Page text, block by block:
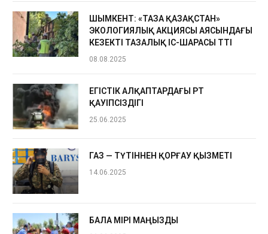
ШЫМКЕНТ: «ТАЗА ҚАЗАҚСТАН»
ЭКОЛОГИЯЛЫҚ АКЦИЯСЫ АЯСЫНДАҒЫ
КЕЗЕКТІ ТАЗАЛЫҚ ІС-ШАРАСЫ ӨТТІ
08.08.2025
ЕГІСТІК АЛҚАПТАРДАҒЫ ӨРТ
ҚАУІПСІЗДІГІ
25.06.2025
ГАЗ — ТҮТІННЕН ҚОРҒАУ ҚЫЗМЕТІ
14.06.2025
БАЛА ӨМІРІ МАҢЫЗДЫ